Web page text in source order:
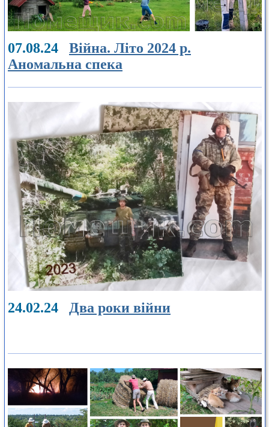
07.08.24 Війна. Літо 2024 р.
Аномальна спека
24.02.24 Два роки війни